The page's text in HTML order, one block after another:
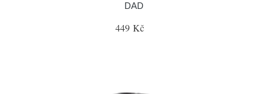
DAD
449 Kč